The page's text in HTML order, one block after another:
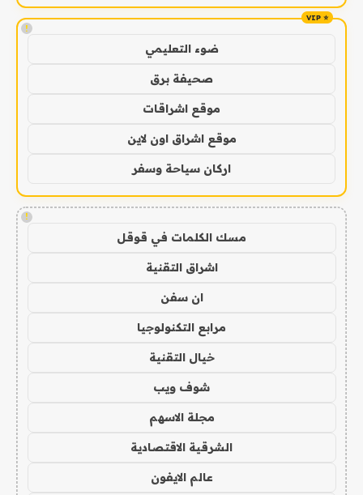
!
ضوء التعليمي
صحيفة برق
موقع اشراقات
موقع اشراق اون لاين
اركان سياحة وسفر
!
مسك الكلمات في قوقل
اشراق التقنية
ان سفن
مرابع التكنولوجيا
خيال التقنية
شوف ويب
مجلة الاسهم
الشرقية الاقتصادية
عالم الايفون